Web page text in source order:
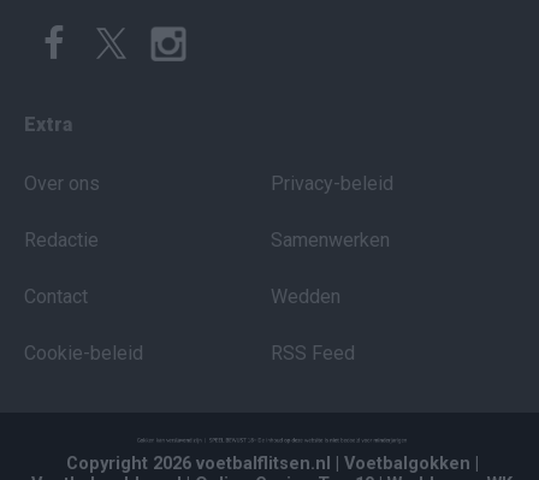
Extra
Over ons
Redactie
Contact
Cookie-beleid
Privacy-beleid
Samenwerken
Wedden
RSS Feed
Copyright 2026 voetbalflitsen.nl | Voetbalgokken